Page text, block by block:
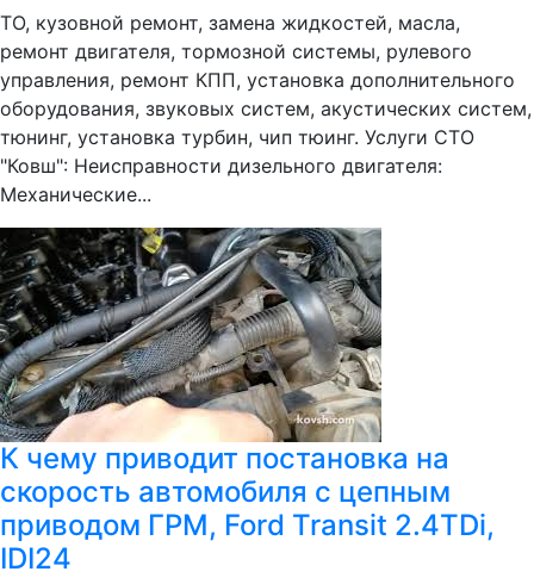
ТО, кузовной ремонт, замена жидкостей, масла,
ремонт двигателя, тормозной системы, рулевого
управления, ремонт КПП, установка дополнительного
оборудования, звуковых систем, акустических систем,
тюнинг, установка турбин, чип тюинг. Услуги СТО
"Ковш": Неисправности дизельного двигателя:
Механические...
К чему приводит постановка на
скорость автомобиля с цепным
приводом ГРМ, Ford Transit 2.4TDi,
IDI24